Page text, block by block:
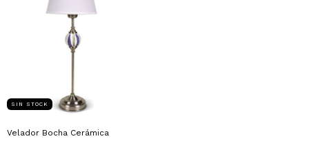
SIN STOCK
Velador Bocha Cerámica